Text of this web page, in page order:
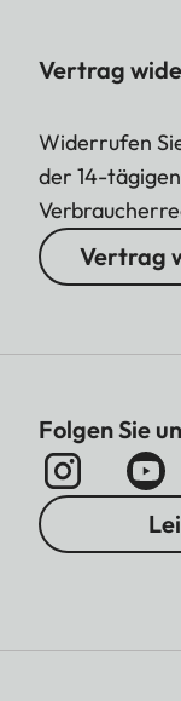
Vertrag
Widerrufen
der 14-
Vertrag
Folgen Sie